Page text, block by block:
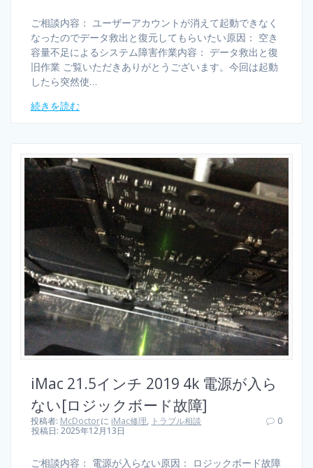
ご相談内容： ユーザーアカウントが消えて起動できなく
なったのでデータ救出と復元してもらいたい原因： 空き
容量不足によるシステム障害作業内容： データ救出と復
旧作業 ご覧いただきありがとうございます。今回は起動
したら突然使…
続きを読む
iMac 21.5インチ 2019 4k 電源が入ら
ない[ロジックボード故障]
投稿者: McDoctorに iMac修理, トラブル相談
投稿日: 2025年12月13日
0
ご相談内容： 電源が入らない原因： ロジックボード故障